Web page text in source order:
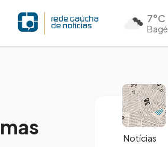
7°C
Bagé
Notícias